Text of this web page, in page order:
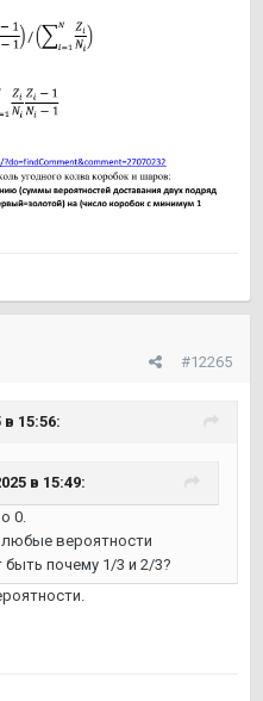
#12265
15:56:
в 15:49:
0.
вероятности
почему 1/3 и 2/3?